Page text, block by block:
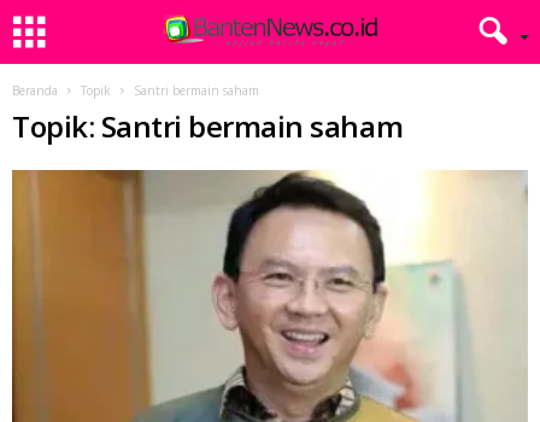
Beranda Topik Santri bermain saham
Topik: Santri bermain saham